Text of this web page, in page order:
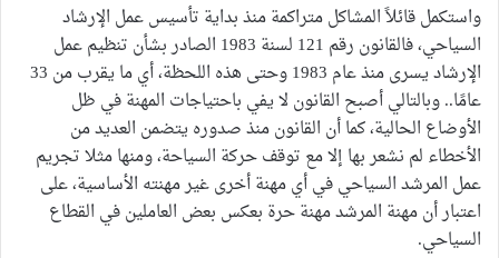
واستكمل قائلاً المشاكل متراكمة منذ بداية تأسيس عمل الإرشاد
السياحي، فالقانون رقم 121 لسنة 1983 الصادر بشأن تنظيم عمل
الإرشاد يسرى منذ عام 1983 وحتى هذه اللحظة، أي ما يقرب من 33
عامًا.. وبالتالي أصبح القانون لا يفي باحتياجات المهنة في ظل
الأوضاع الحالية، كما أن القانون منذ صدوره يتضمن العديد من
الأخطاء لم نشعر بها إلا مع توقف حركة السياحة، ومنها مثلا تجريم
عمل المرشد السياحي في أي مهنة أخرى غير مهنته الأساسية، على
اعتبار أن مهنة المرشد مهنة حرة بعكس بعض العاملين في القطاع
السياحي.